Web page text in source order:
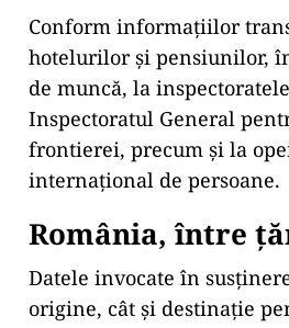
Conform informațiilor
hotelurilor și pensiunilor,
de muncă, la
Inspectoratul General
frontierei, precum și la
internațional de persoane.
România, între
Datele invocate în
origine, cât și destinație